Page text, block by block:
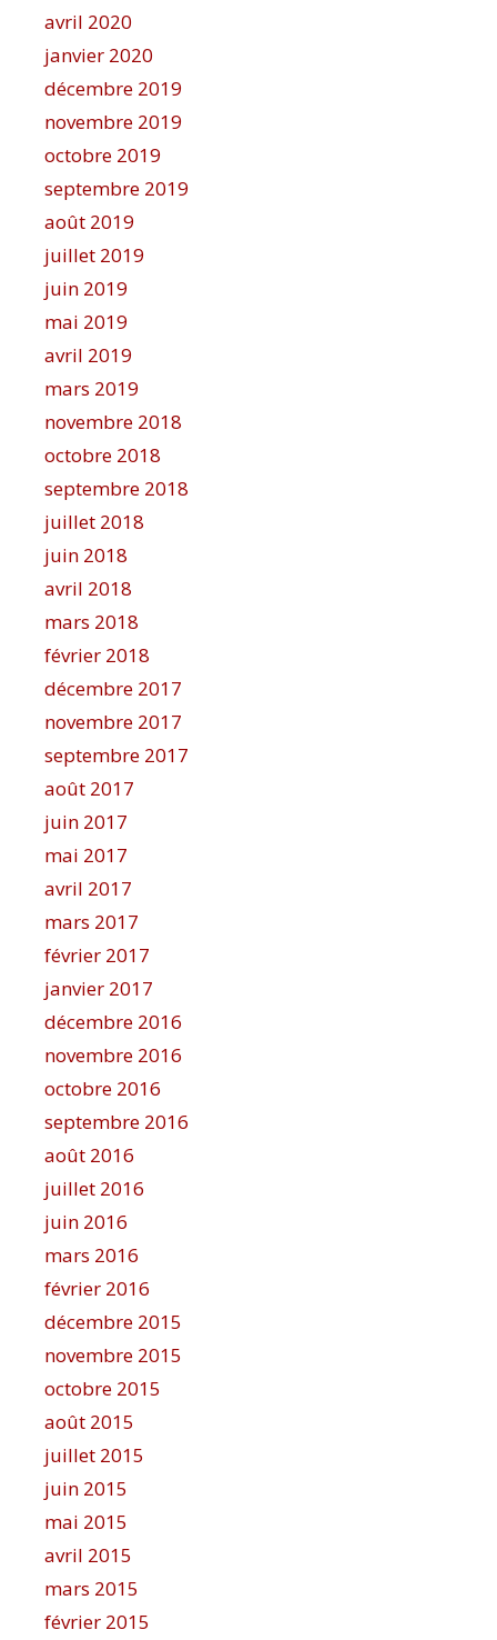
avril 2020
janvier 2020
décembre 2019
novembre 2019
octobre 2019
septembre 2019
août 2019
juillet 2019
juin 2019
mai 2019
avril 2019
mars 2019
novembre 2018
octobre 2018
septembre 2018
juillet 2018
juin 2018
avril 2018
mars 2018
février 2018
décembre 2017
novembre 2017
septembre 2017
août 2017
juin 2017
mai 2017
avril 2017
mars 2017
février 2017
janvier 2017
décembre 2016
novembre 2016
octobre 2016
septembre 2016
août 2016
juillet 2016
juin 2016
mars 2016
février 2016
décembre 2015
novembre 2015
octobre 2015
août 2015
juillet 2015
juin 2015
mai 2015
avril 2015
mars 2015
février 2015